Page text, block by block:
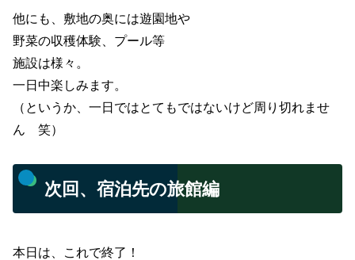
他にも、敷地の奥には遊園地や
野菜の収穫体験、プール等
施設は様々。
一日中楽しみます。
（というか、一日ではとてもではないけど周り切れませ
ん 笑）
次回、宿泊先の旅館編
本日は、これで終了！